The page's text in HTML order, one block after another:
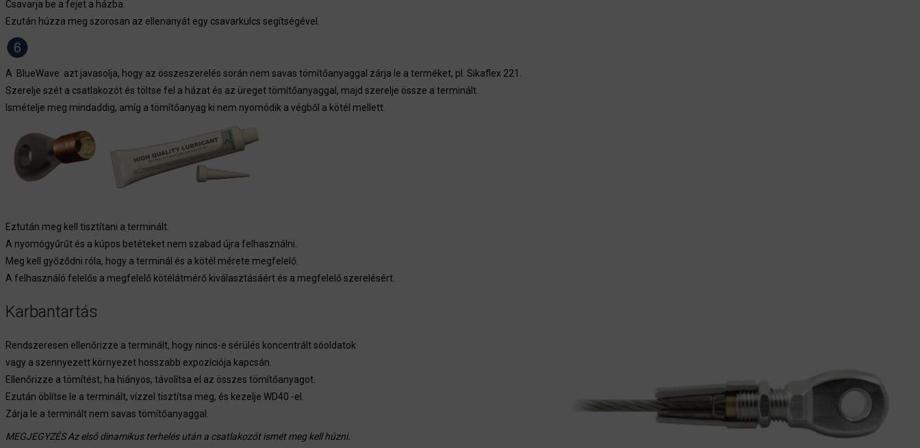
Csavarja be a fejet a házba.
Ezután húzza meg szorosan az ellenanyát egy csavarkulcs segítségével.
A BlueWave azt javasolja, hogy az összeszerelés során nem savas tömítőanyaggal zárja le a terméket, pl. Sikaflex 221.
Szerelje szét a csatlakozót és töltse fel a házat és az üreget tömítőanyaggal, majd szerelje össze a terminált.
Ismételje meg mindaddig, amíg a tömítőanyag ki nem nyomódik a végből a kötél mellett.
Eztután meg kell tisztítani a terminált.
A nyomógyűrűt és a kúpos betéteket nem szabad újra felhasználni.
Meg kell győződni róla, hogy a terminál és a kötél mérete megfelelő.
A felhasználó felelős a megfelelő kötélátmérő kiválasztásáért és a megfelelő szerelésért.
Karbantartás
Rendszeresen ellenőrizze a terminált, hogy nincs-e sérülés koncentrált sóoldatok
vagy a szennyezett környezet hosszabb expozíciója kapcsán.
Ellenőrizze a tömítést, ha hiányos, távolítsa el az összes tömítőanyagot.
Ezután öblítse le a terminált, vízzel tisztítsa meg, és kezelje WD40 -el.
Zárja le a terminált nem savas tömítőanyaggal.
MEGJEGYZÉS Az első dinamikus terhelés után a csatlakozót ismét meg kell húzni.